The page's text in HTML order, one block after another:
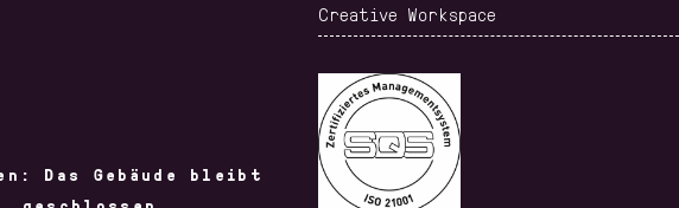
SOCIAL MEDIA
PERSONAL
Das Gebäude bleibt
Creative Workspace